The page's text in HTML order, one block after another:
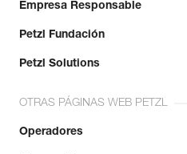
Empresa Responsable
Petzl Fundación
Petzl Solutions
OTRAS PÁGINAS WEB PETZL
Operadores